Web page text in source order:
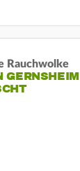
Rauchwolke
E